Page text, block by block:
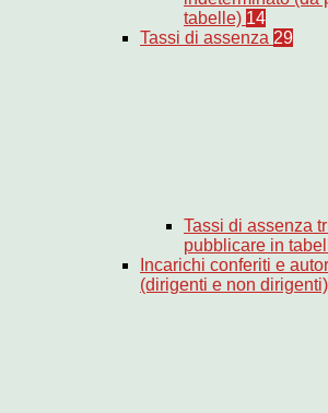
tabelle) 14
Tassi di assenza 29
Tassi di assenza
pubblicare in
Incarichi conferiti e
(dirigenti e non dirigenti)